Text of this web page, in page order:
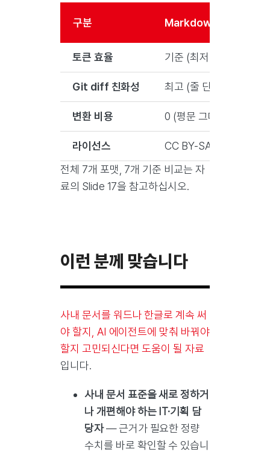
구분 Markdown
토큰 효율 기준 (최저 소비)
Git diff 친화성 최고 (줄 단위 diff)
변환 비용 0 (평문 그대로)
라이선스
CC BY-SA 4.0 (사양 공
전체 7개 포맷, 7개 기준 비교는 자
료의 Slide 17을 참고하십시오.
이런 분께 맞습니다
사내 문서를 워드나 한글로 계속 써
야 할지, AI 에이전트에 맞춰 바꿔야
할지 고민되신다면 도움이 될 자료
입니다.
사내 문서 표준을 새로 정하거
나 개편해야 하는 IT·기획 담
당자— 근거가 필요한 정량
수치를 바로 확인할 수 있습니